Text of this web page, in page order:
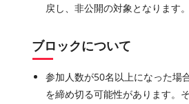
戻し、非公開の対象となります。
ブロックについて
参加人数が50名以上になった場
を締め切る可能性があります。